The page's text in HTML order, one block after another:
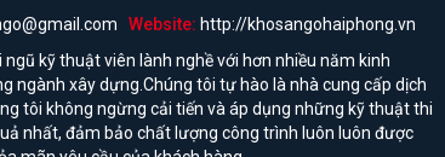
Website: http://khosangohaiphong.vn
kỹ thuật viên lành nghề với hơn nhiều năm kinh
ngành xây dựng.Chúng tôi tự hào là nhà cung cấp dịch
tôi không ngừng cải tiến và áp dụng những kỹ thuật thi
nhất, đảm bảo chất lượng công trình luôn luôn được